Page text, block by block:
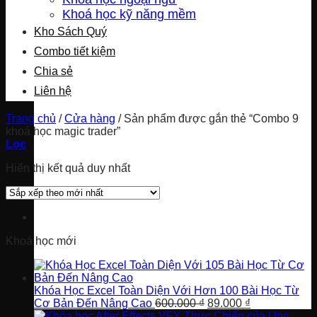
Khoá học kỹ năng mềm
Kho Sách Quý
Combo tiết kiệm
Chia sẻ
Liên hệ
Trang chủ / Cửa hàng /Sản phẩm được gắn thẻ “Combo 9
khoá học magic trader”
Lọc
Hiển thị kết quả duy nhất
Khoá học mới
Khóa Học Excel Toàn Diện Với Hơn 100 Bài Học Từ
Cơ Bản Đến Nâng Cao 600.000₫ Giá
89.000 ₫